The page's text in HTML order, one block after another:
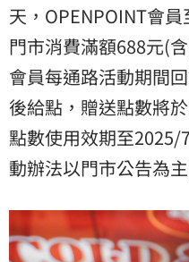
天，OPENPOINT會
門市消費滿額688元(
會員每通路活動期間
後給點，贈送點數將
點數使用效期至
動辦法以門市公告為